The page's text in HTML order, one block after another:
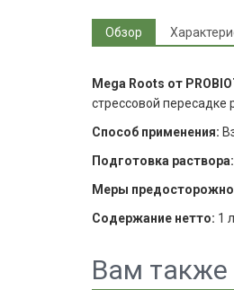
Обзор
Mega Roots от
стрессовой пересадке
Способ применения:
Подготовка раствора:
Меры
Содержание нетто: 1 л
Вам также